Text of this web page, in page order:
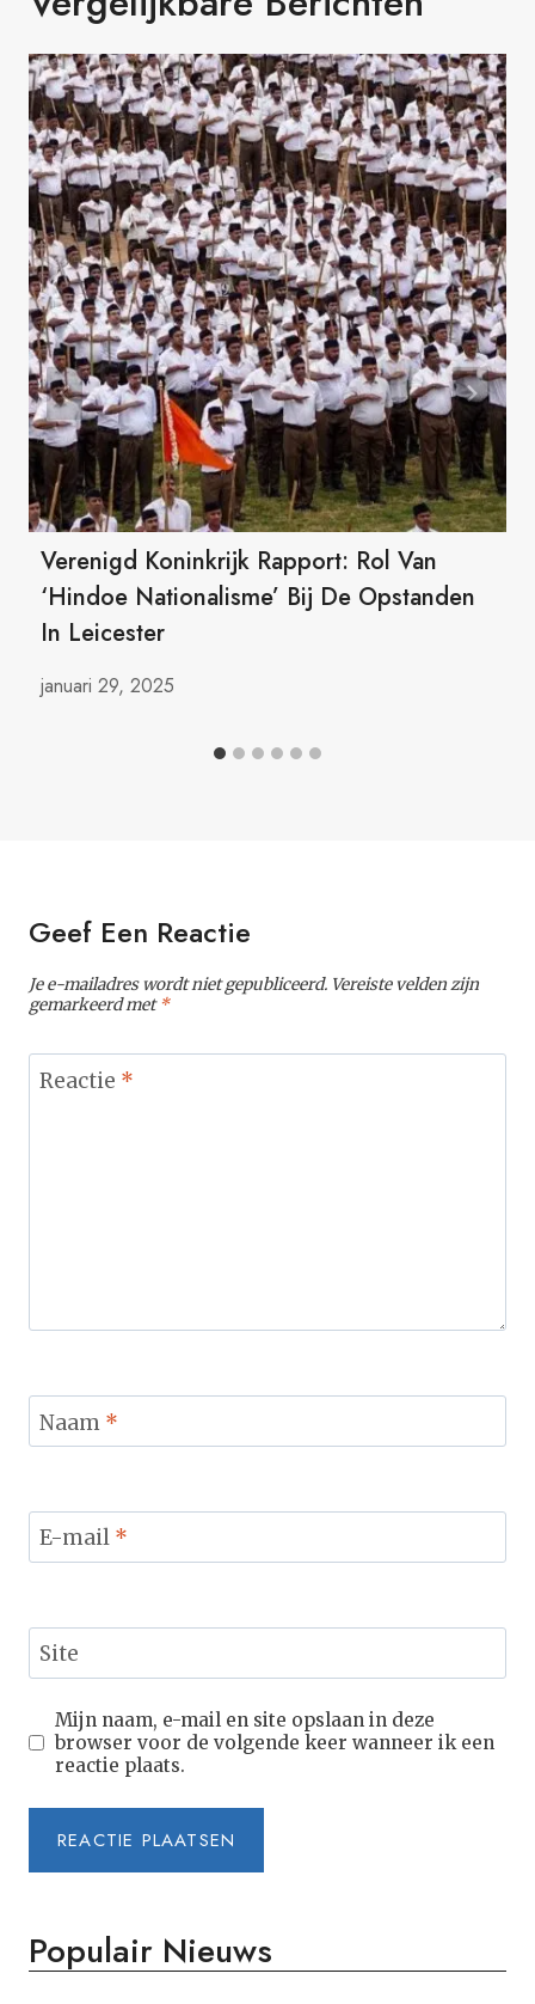
Verenigd Koninkrijk Rapport: Rol Van
‘Hindoe Nationalisme’ Bij De Opstanden
In Leicester
januari 29, 2025
Geef Een Reactie
Je e-mailadres wordt niet gepubliceerd. Vereiste velden zijn
gemarkeerd met*
Reactie *
Naam *
E-mail *
Site
Mijn naam, e-mail en site opslaan in deze
browser voor de volgende keer wanneer ik een
reactie plaats.
Populair Nieuws